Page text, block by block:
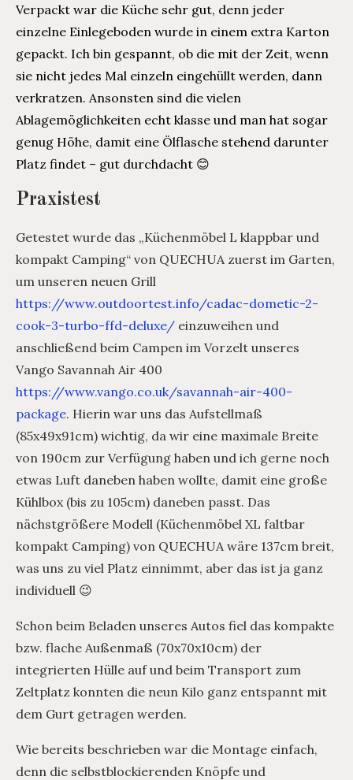
Verpackt war die Küche sehr gut, denn jeder
einzelne Einlegeboden wurde in einem extra Karton
gepackt. Ich bin gespannt, ob die mit der Zeit, wenn
sie nicht jedes Mal einzeln eingehüllt werden, dann
verkratzen. Ansonsten sind die vielen
Ablagemöglichkeiten echt klasse und man hat sogar
genug Höhe, damit eine Ölflasche stehend darunter
Platz findet – gut durchdacht 😊
Praxistest
Getestet wurde das „Küchenmöbel L klappbar und
kompakt Camping“ von QUECHUA zuerst im Garten,
um unseren neuen Grill
https://www.outdoortest.info/cadac-dometic-2-
cook-3-turbo-ffd-deluxe/ einzuweihen und
anschließend beim Campen im Vorzelt unseres
Vango Savannah Air 400
https://www.vango.co.uk/savannah-air-400-
package. Hierin war uns das Aufstellmaß
(85x49x91cm) wichtig, da wir eine maximale Breite
von 190cm zur Verfügung haben und ich gerne noch
etwas Luft daneben haben wollte, damit eine große
Kühlbox (bis zu 105cm) daneben passt. Das
nächstgrößere Modell (Küchenmöbel XL faltbar
kompakt Camping) von QUECHUA wäre 137cm breit,
was uns zu viel Platz einnimmt, aber das ist ja ganz
individuell 😉
Schon beim Beladen unseres Autos fiel das kompakte
bzw. flache Außenmaß (70x70x10cm) der
integrierten Hülle auf und beim Transport zum
Zeltplatz konnten die neun Kilo ganz entspannt mit
dem Gurt getragen werden.
Wie bereits beschrieben war die Montage einfach,
denn die selbstblockierenden Knöpfe und